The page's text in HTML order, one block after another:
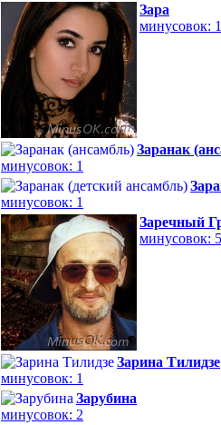
Зара
минусовок:
Заранак
минусовок: 1
минусовок: 1
Заречный
минусовок:
Зарина Тилидзе
минусовок: 1
Зарубина
минусовок: 2